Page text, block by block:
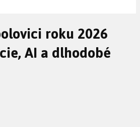
roku 2026
AI a dlhodobé